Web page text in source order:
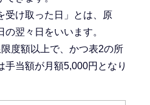
け取った日」とは、原
翌々日をいいます。
度額以上で、かつ表2の所
手当額が月額5,000円となり